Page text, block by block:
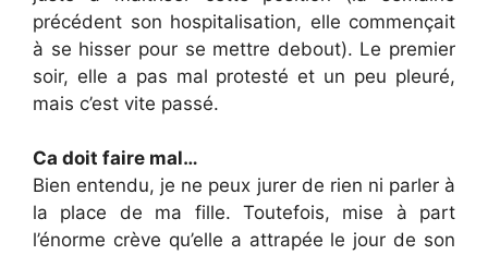
précédent son hospitalisation, elle commençait
à se hisser pour se mettre debout). Le premier
soir, elle a pas mal protesté et un peu pleuré,
mais c’est vite passé.
Ca doit faire mal…
Bien entendu, je ne peux jurer de rien ni parler à
la place de ma fille. Toutefois, mise à part
l’énorme crève qu’elle a attrapée le jour de son